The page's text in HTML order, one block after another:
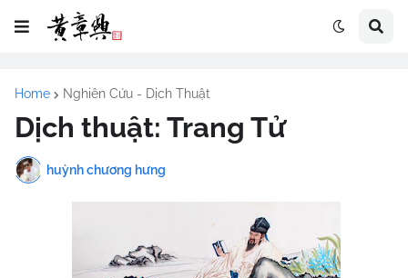
Home Nghiên Cứu - Dịch Thuật
Dịch thuật: Trang Tử
huỳnh chương hưng